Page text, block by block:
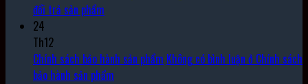
đổi trả sản phẩm
24
Th12
Chính sách bảo hành sản phẩm Không có bình luận ở Chính sách
bảo hành sản phẩm